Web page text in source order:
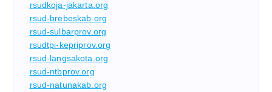
rsudkoja-jakarta.org
rsud-brebeskab.org
rsud-sulbarprov.org
rsudtpi-kepriprov.org
rsud-langsakota.org
rsud-ntbprov.org
rsud-natunakab.org